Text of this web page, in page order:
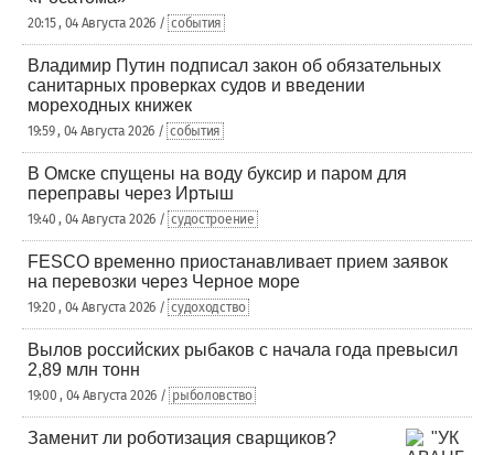
20:15 , 04 Августа 2026 / события
Владимир Путин подписал закон об обязательных
санитарных проверках судов и введении
мореходных книжек
19:59 , 04 Августа 2026 / события
В Омске спущены на воду буксир и паром для
переправы через Иртыш
19:40 , 04 Августа 2026 / судостроение
FESCO временно приостанавливает прием заявок
на перевозки через Черное море
19:20 , 04 Августа 2026 / судоходство
Вылов российских рыбаков с начала года превысил
2,89 млн тонн
19:00 , 04 Августа 2026 / рыболовство
Заменит ли роботизация сварщиков?